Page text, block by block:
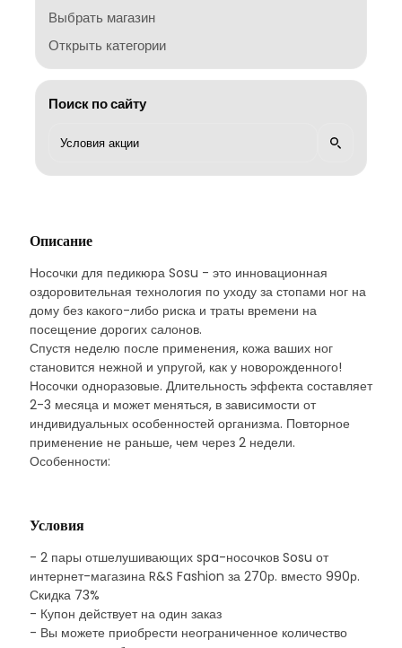
Выбрать магазин
Открыть категории
Поиск по сайту
Описание
Носочки для педикюра Sosu - это инновационная
оздоровительная технология по уходу за стопами ног на
дому без какого-либо риска и траты времени на
посещение дорогих салонов.
Спустя неделю после применения, кожа ваших ног
становится нежной и упругой, как у новорожденного!
Носочки одноразовые. Длительность эффекта составляет
2-3 месяца и может меняться, в зависимости от
индивидуальных особенностей организма. Повторное
применение не раньше, чем через 2 недели.
Особенности:
Условия
- 2 пары отшелушивающих spa-носочков Sosu от
интернет-магазина R&S Fashion за 270р. вместо 990р.
Скидка 73%
- Купон действует на один заказ
- Вы можете приобрести неограниченное количество